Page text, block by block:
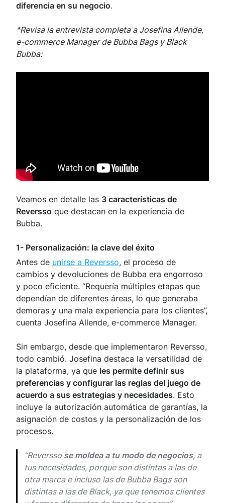
diferencia en su negocio.
*Revisa la entrevista completa a Josefina Allende,
e-commerce Manager de Bubba Bags y Black
Bubba:
Veamos en detalle las 3 características de
Reversso que destacan en la experiencia de
Bubba.
1- Personalización: la clave del éxito
Antes de unirse a Reversso, el proceso de
cambios y devoluciones de Bubba era engorroso
y poco eficiente. “Requería múltiples etapas que
dependían de diferentes áreas, lo que generaba
demoras y una mala experiencia para los clientes”,
cuenta Josefina Allende, e-commerce Manager.
Sin embargo, desde que implementaron Reversso,
todo cambió. Josefina destaca la versatilidad de
la plataforma, ya que les permite definir sus
preferencias y configurar las reglas del juego de
acuerdo a sus estrategias y necesidades. Esto
incluye la autorización automática de garantías, la
asignación de costos y la personalización de los
procesos.
“Reversso se moldea a tu modo de negocios, a
tus necesidades, porque son distintas a las de
otra marca e incluso las de Bubba Bags son
distintas a las de Black, ya que tenemos clientes